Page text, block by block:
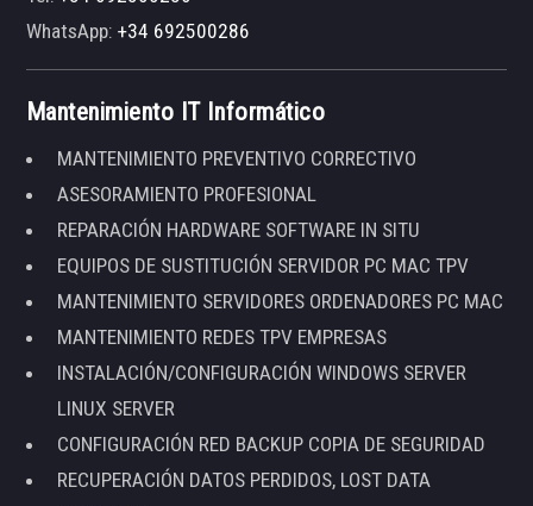
WhatsApp:+34 692500286
Mantenimiento IT Informático
MANTENIMIENTO PREVENTIVO CORRECTIVO
ASESORAMIENTO PROFESIONAL
REPARACIÓN HARDWARE SOFTWARE IN SITU
EQUIPOS DE SUSTITUCIÓN SERVIDOR PC MAC TPV
MANTENIMIENTO SERVIDORES ORDENADORES PC MAC
MANTENIMIENTO REDES TPV EMPRESAS
INSTALACIÓN/CONFIGURACIÓN WINDOWS SERVER
LINUX SERVER
CONFIGURACIÓN RED BACKUP COPIA DE SEGURIDAD
RECUPERACIÓN DATOS PERDIDOS, LOST DATA